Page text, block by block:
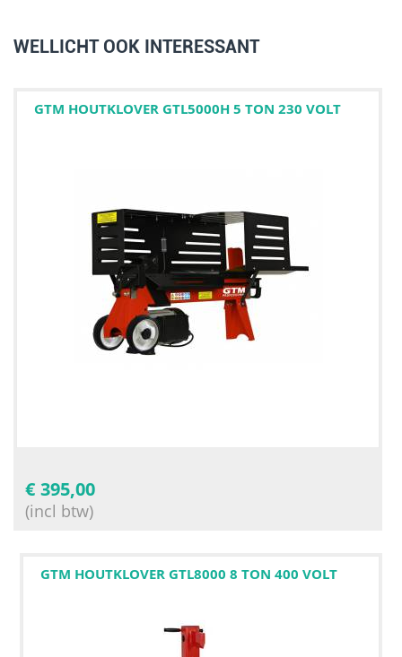
WELLICHT OOK INTERESSANT
GTM HOUTKLOVER GTL5000H 5 TON 230 VOLT
€ 395,00
(incl btw)
GTM HOUTKLOVER GTL8000 8 TON 400 VOLT